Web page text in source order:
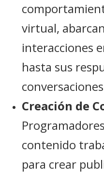
virtual,
interacciones
hasta sus
Creación de
contenido
para crear